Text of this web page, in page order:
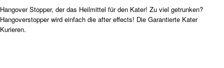
Hangover Stopper, der das Heilmittel für den Kater! Zu viel getrunken?
Hangoverstopper wird einfach die after effects! Die Garantierte Kater
Kurieren.